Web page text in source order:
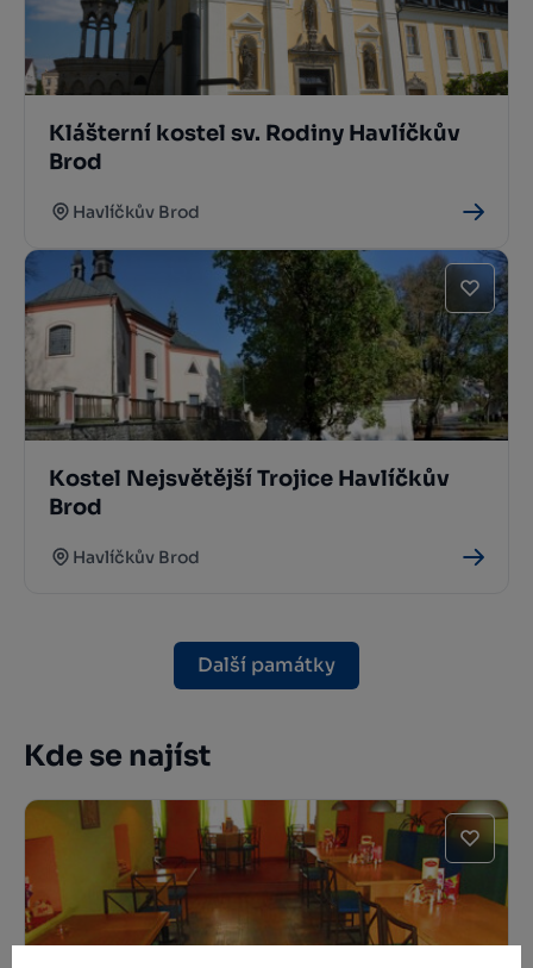
Klášterní kostel sv. Rodiny Havlíčkův
Brod
Havlíčkův Brod
Kostel Nejsvětější Trojice Havlíčkův
Brod
Havlíčkův Brod
Další památky
Kde se najíst